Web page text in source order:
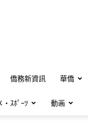
僑務新資訊 華僑
・ｽﾎﾟｰﾂ 動画